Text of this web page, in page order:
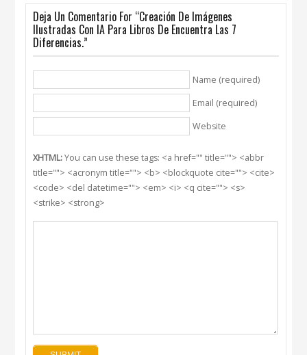
Deja Un Comentario For “Creación De Imágenes
Ilustradas Con IA Para Libros De Encuentra Las 7
Diferencias.”
Name (required)
Email (required)
Website
XHTML:You can use these tags: <a href="" title=""> <abbr
title=""> <acronym title=""> <b> <blockquote cite=""> <cite>
<code> <del datetime=""> <em> <i> <q cite=""> <s>
<strike> <strong>